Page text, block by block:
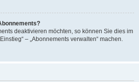
deaktivieren möchten, so können Sie dies im
– „Abonnements verwalten“ machen.